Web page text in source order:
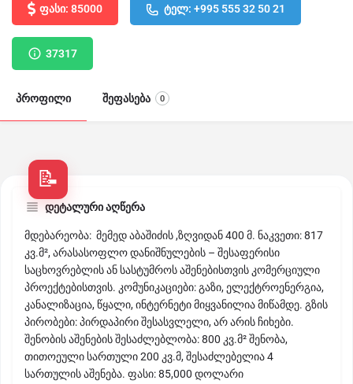
ფასი: 85000 ტელ: +995 555 32 50 21
37317
პროფილი შეფასება 0
დეტალური აღწერა
მდებარეობა: მემედ აბაშიძის ,ზღვიდან 400 მ. ნაკვეთი: 817
კვ.მ², არასასოფლო დანიშნულების – შესაფერისი
საცხოვრებლის ან სასტუმროს აშენებისთვის კომერციული
პროექტებისთვის. კომუნიკაციები: გაზი, ელექტროენერგია,
კანალიზაცია, წყალი, ინტერნეტი მიყვანილია მიწამდე. გზის
პირობები: პირდაპირი შესასვლელი, არ არის ჩიხები.
შენობის აშენების შესაძლებლობა: 800 კვ.მ² შენობა,
თითოეული სართული 200 კვ.მ, შესაძლებელია 4
სართულის აშენება. ფასი: 85,000 დოლარი